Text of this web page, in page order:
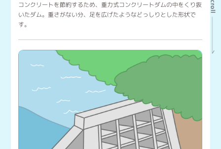
コンクリートを節約するため、重力式コンクリートダムの中をくり抜
いたダム。重さがない分、足を広げたようなどっしりとした形状で
す。